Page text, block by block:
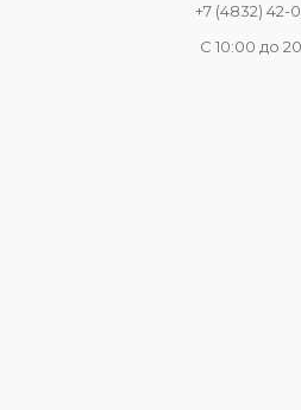
+7 (4832) 42-
С 10:00 до